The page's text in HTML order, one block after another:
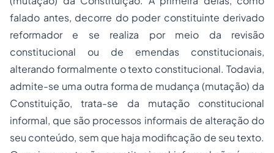
falado antes, decorre do poder constituinte derivado
reformador e se realiza por meio da revisão
constitucional ou de emendas constitucionais,
alterando formalmente o texto constitucional. Todavia,
admite-se uma outra forma de mudança (mutação) da
Constituição, trata-se da mutação constitucional
informal, que são processos informais de alteração do
seu conteúdo, sem que haja modificação de seu texto.